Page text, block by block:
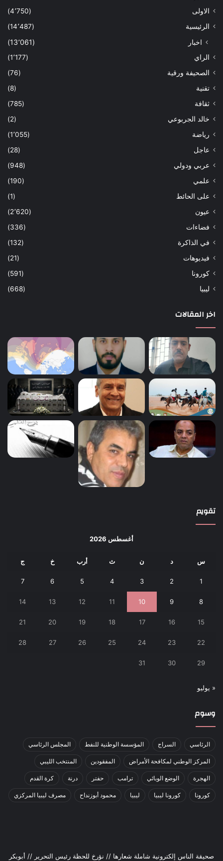
الاولى
(4٬750)
الرئيسية
(14٬487)
اخبار (13٬061)
الراي
(1٬177)
الصحيفة ورقية
(76)
تقنية
(8)
ثقافة
(785)
خالد الجربوعي
(2)
رياضة
(1٬055)
عاجل
(28)
عربي ودولي
(948)
علمي
(190)
على الحائط
(1)
عيون
(2٬620)
فضاءات
(336)
في الذاكرة
(132)
فيديوهات
(21)
كورونا
(591)
ليبيا
(668)
اخر المقالات
تقويم
أغسطس 2026
س د ن ث أرب خ ج
1
2
3
4
5
6
7
8
9
10
11
12
13
14
15
16
17
18
19
20
21
22
23
24
25
26
27
28
29
30
31
« يوليو
وسوم
الرئاسي السراج المؤسسة الوطنية للنفط المجلس الرئاسي
المركز الوطني لمكافحة الأمراض المفقودين المنتخب الليبي
الهجرة الوضع الوبائي ترامب حفتر درنة كرة القدم
كورونا كورونا ليبيا ليبيا محمود أبوزنداح مصرف ليبيا المركزي
صحيقة الناس إلكترونية شاملة شعارها // نؤرخ للحظة رئيس التحرير // أبوبكر